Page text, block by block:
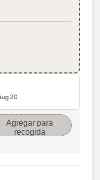
20
Agregar para
recogida